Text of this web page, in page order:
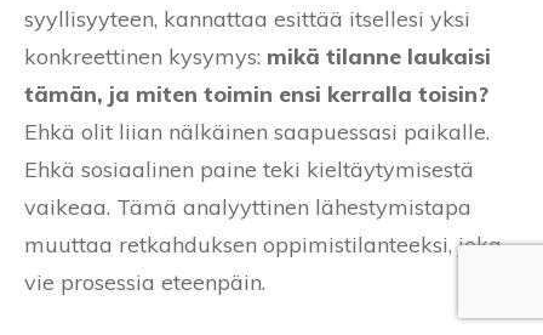
syyllisyyteen, kannattaa esittää itsellesi yksi
konkreettinen kysymys: mikä tilanne laukaisi
tämän, ja miten toimin ensi kerralla toisin?
Ehkä olit liian nälkäinen saapuessasi paikalle.
Ehkä sosiaalinen paine teki kieltäytymisestä
vaikeaa. Tämä analyyttinen lähestymistapa
muuttaa retkahduksen oppimistilanteeksi, joka
vie prosessia eteenpäin.